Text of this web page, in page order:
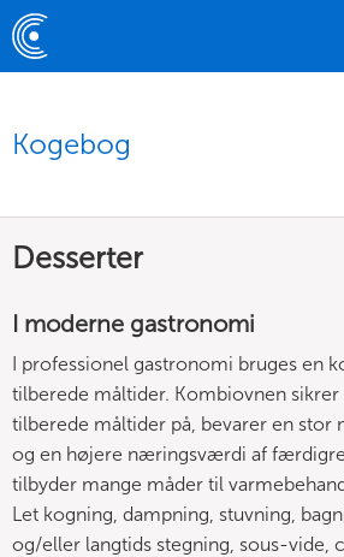
Kogebog
Desserter
I moderne gastronomi
I professionel gastronomi bruges en
tilberede måltider. Kombiovnen sikrer
tilberede måltider på, bevarer en
og en højere næringsværdi af
tilbyder mange måder til
Let kogning, dampning, stuvning,
og/eller langtids stegning, sous-vide,